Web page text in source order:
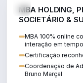
MBA HOLDING,
SOCIETÁRIO &
MBA 100% online
interação em
Certificação
Coordenação de
Bruno Marçal